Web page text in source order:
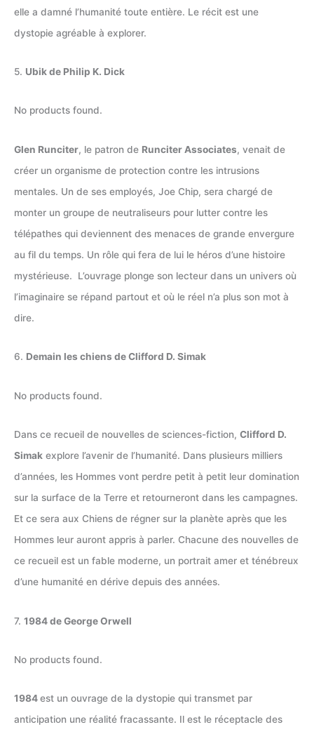
elle a damné l’humanité toute entière. Le récit est une
dystopie agréable à explorer.
5. Ubik de Philip K. Dick
No products found.
Glen Runciter, le patron de Runciter Associates, venait de
créer un organisme de protection contre les intrusions
mentales. Un de ses employés, Joe Chip, sera chargé de
monter un groupe de neutraliseurs pour lutter contre les
télépathes qui deviennent des menaces de grande envergure
au fil du temps. Un rôle qui fera de lui le héros d’une histoire
mystérieuse. L’ouvrage plonge son lecteur dans un univers où
l’imaginaire se répand partout et où le réel n’a plus son mot à
dire.
6. Demain les chiens de Clifford D. Simak
No products found.
Dans ce recueil de nouvelles de sciences-fiction, Clifford D.
Simak explore l’avenir de l’humanité. Dans plusieurs milliers
d’années, les Hommes vont perdre petit à petit leur domination
sur la surface de la Terre et retourneront dans les campagnes.
Et ce sera aux Chiens de régner sur la planète après que les
Hommes leur auront appris à parler. Chacune des nouvelles de
ce recueil est un fable moderne, un portrait amer et ténébreux
d’une humanité en dérive depuis des années.
7. 1984 de George Orwell
No products found.
1984est un ouvrage de la dystopie qui transmet par
anticipation une réalité fracassante. Il est le réceptacle des